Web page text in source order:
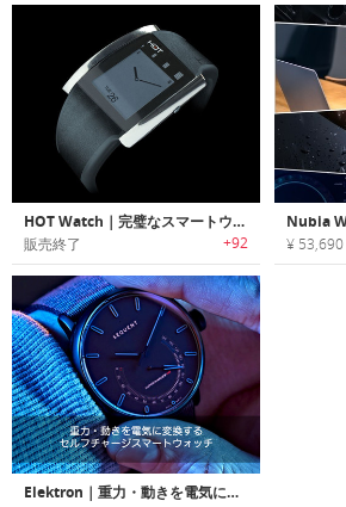
HOT Watch｜完璧なスマートウォッチ＆革命的な通話方法
販売終了 +92 ¥ 53,690
Elektron｜重力・動きを電気に変換するセルフチャージスマートウォッチ「エレクトロン」